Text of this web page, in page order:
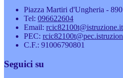
Piazza Martiri d'Ungheria -
Tel: 096622604
Email: rcic82100t@istruzione.it
PEC:
C.F.: 91006790801
Seguici su